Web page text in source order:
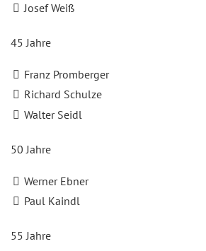
Josef Weiß
45 Jahre
Franz Promberger
Richard Schulze
Walter Seidl
50 Jahre
Werner Ebner
Paul Kaindl
55 Jahre